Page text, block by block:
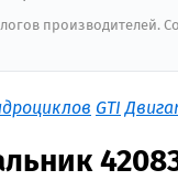
производителей.
GTI